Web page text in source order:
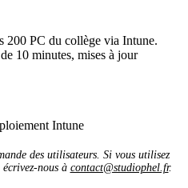
200 PC du collège via Intune.
10 minutes, mises à jour
Intune
des utilisateurs. Si vous utilisez
nous à contact@studiophel.fr.